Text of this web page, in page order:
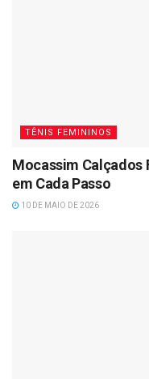
TÊNIS FEMININOS
Mocassim Calçados
em Cada Passo
10 DE MAIO DE 2026